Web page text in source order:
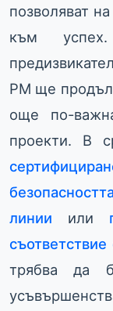
позволяват
към
PM ще
още по-
проекти. В
линии или
трябва да